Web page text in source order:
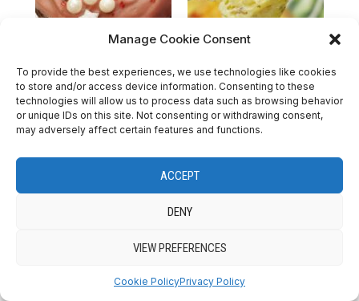
Manage Cookie Consent
To provide the best experiences, we use technologies like cookies
to store and/or access device information. Consenting to these
technologies will allow us to process data such as browsing behavior
or unique IDs on this site. Not consenting or withdrawing consent,
may adversely affect certain features and functions.
ACCEPT
DENY
VIEW PREFERENCES
Cookie PolicyPrivacy Policy
Donut para San
Valentín de Nutella
Receta fácil de
muffins salados